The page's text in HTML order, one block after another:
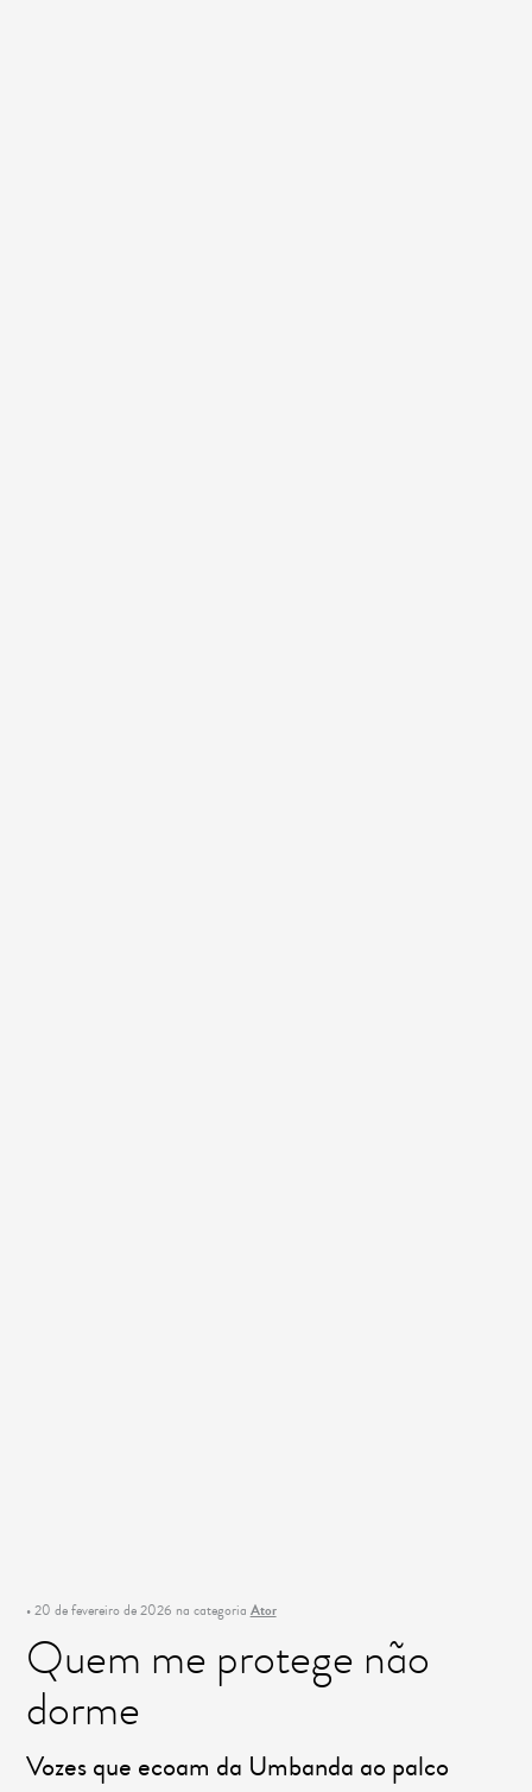
• 20 de fevereiro de 2026 na categoria Ator
Quem me protege não
dorme
Vozes que ecoam da Umbanda ao palco